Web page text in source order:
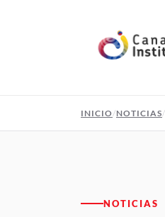
INICIO NOTICIAS
NOTICIAS